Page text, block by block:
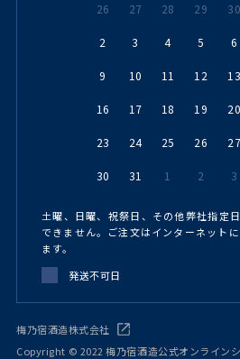
26 27 28 29 30
2 3 4 5 6
9 10 11 12 13
16 17 18 19 20
23 24 25 26 27
30 31 1 2 3
土曜、日曜、祝祭日、その他弊社指定
できません。ご注文はインターネット
ます。
発送不可日
梅乃宿酒造株式会社
Copyright © 2022 梅乃宿酒造公式オンライン